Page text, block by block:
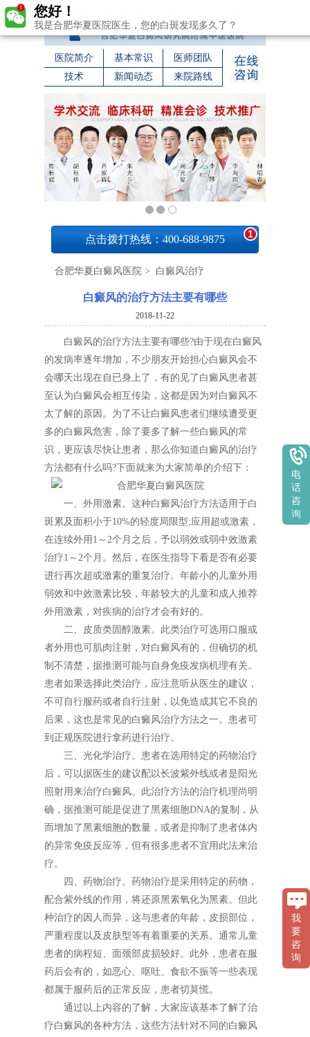
医院简介 基本常识
医师团队
技术
新闻动态 来院路线
点击拨打热线：400-688-9875 1
合肥华夏白癜风医院 > 白癜风治疗
白癜风的治疗方法主要有哪些
2018-11-22
白癜风的治疗方法主要有哪些?由于现在白癜风
的发病率逐年增加，不少朋友开始担心白癜风会不
会哪天出现在自已身上了，有的见了白癜风患者甚
至认为白癜风会相互传染，这都是因为对白癜风不
太了解的原因。为了不让白癜风患者们继续遭受更
多的白癜风危害，除了要多了解一些白癜风的常
识，更应该尽快让患者，那么你知道白癜风的治疗
方法都有什么吗?下面就来为大家简单的介绍下：
一、外用激素。这种白癜风治疗方法适用于白
斑累及面积小于10%的轻度局限型;应用超或激素，
在连续外用1～2个月之后，予以弱效或弱中效激素
治疗1～2个月。然后，在医生指导下看是否有必要
进行再次超或激素的重复治疗。年龄小的儿童外用
弱效和中效激素比较，年龄较大的儿童和成人推荐
外用激素，对疾病的治疗才会有好的。
二、皮质类固醇激素。此类治疗可选用口服或
者外用也可肌肉注射，对白癜风有的，但确切的机
制不清楚，据推测可能与自身免疫发病机理有关。
患者如果选择此类治疗，应注意听从医生的建议，
不可自行服药或者自行注射，以免造成其它不良的
后果，这也是常见的白癜风治疗方法之一。患者可
到正规医院进行拿药进行治疗。
三、光化学治疗。患者在选用特定的药物治疗
后，可以据医生的建议配以长波紫外线或者是阳光
照射用来治疗白癜风。此治疗方法的治疗机理尚明
确，据推测可能是促进了黑素细胞DNA的复制，从
而增加了黑素细胞的数量，或者是抑制了患者体内
的异常免疫反应等，但有很多患者不宜用此法来治
疗。
四、药物治疗。药物治疗是采用特定的药物，
配合紫外线的作用，将还原黑素氧化为黑素。但此
种治疗的因人而异，这与患者的年龄，皮损部位，
严重程度以及皮肤型等有着重要的关系。通常儿童
患者的病程短、面颈部皮损较好。此外，患者在服
药后会有的，如恶心、呕吐、食欲不振等一些表现
都属于服药后的正常反应，患者切莫慌。
通过以上内容的了解，大家应该基本了解了治
疗白癜风的各种方法，这些方法针对不同的白癜风
您好！
我是合肥华夏医院医生，您的白斑发现多久了？
我
要
咨
询
电
话
咨
询